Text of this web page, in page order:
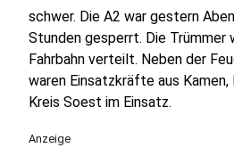
schwer. Die A2 war gestern
Stunden gesperrt. Die Trümmer
Fahrbahn verteilt. Neben der
waren Einsatzkräfte aus Kamen,
Kreis Soest im Einsatz.
Anzeige